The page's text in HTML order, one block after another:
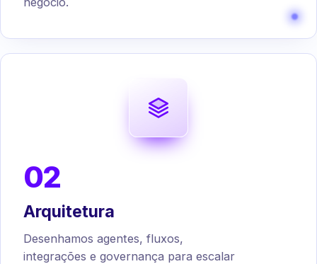
02
Arquitetura
Desenhamos agentes, fluxos,
integrações e governança para escalar